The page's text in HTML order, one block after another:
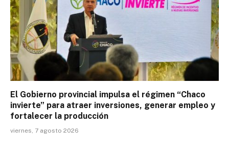
El Gobierno provincial impulsa el régimen “Chaco
invierte” para atraer inversiones, generar empleo y
fortalecer la producción
viernes, 7 agosto 2026